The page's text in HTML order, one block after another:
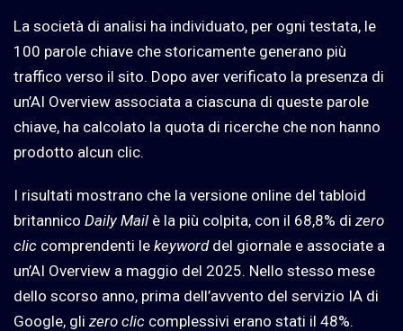
La società di analisi ha individuato, per ogni testata, le
100 parole chiave che storicamente generano più
traffico verso il sito. Dopo aver verificato la presenza di
un’AI Overview associata a ciascuna di queste parole
chiave, ha calcolato la quota di ricerche che non hanno
prodotto alcun clic.
I risultati mostrano che la versione online del tabloid
britannico Daily Mail è la più colpita, con il 68,8% di zero
clic comprendenti le keyworddel giornale e associate a
un’AI Overview a maggio del 2025. Nello stesso mese
dello scorso anno, prima dell’avvento del servizio IA di
Google, gli zero clic complessivi erano stati il 48%.